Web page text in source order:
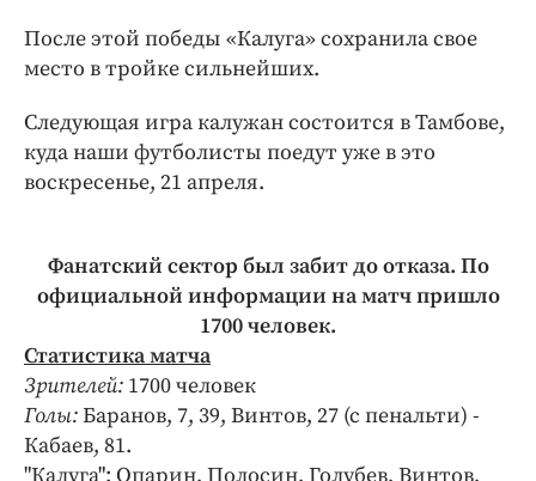
После этой победы «Калуга» сохранила свое
место в тройке сильнейших.
Следующая игра калужан состоится в Тамбове,
куда наши футболисты поедут уже в это
воскресенье, 21 апреля.
Фанатский сектор был забит до отказа. По
официальной информации на матч пришло
1700 человек.
Статистика матча
Зрителей: 1700 человек
Голы:Баранов, 7, 39, Винтов, 27 (с пенальти) -
Кабаев, 81.